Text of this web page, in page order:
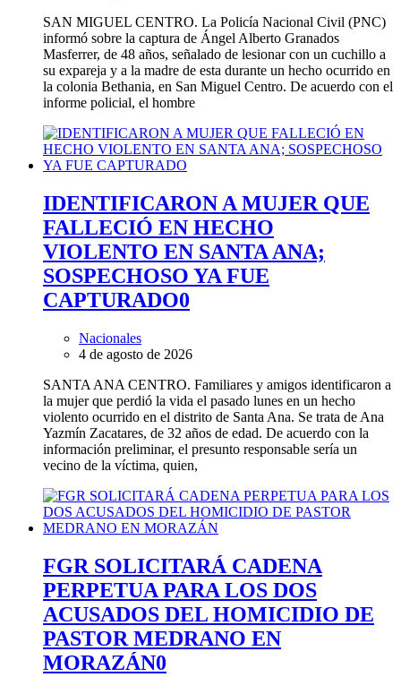
SAN MIGUEL CENTRO. La Policía Nacional Civil (PNC)
informó sobre la captura de Ángel Alberto Granados
Masferrer, de 48 años, señalado de lesionar con un cuchillo a
su expareja y a la madre de esta durante un hecho ocurrido en
la colonia Bethania, en San Miguel Centro. De acuerdo con el
informe policial, el hombre
IDENTIFICARON A MUJER QUE
FALLECIÓ EN HECHO
VIOLENTO EN SANTA ANA;
SOSPECHOSO YA FUE
CAPTURADO0
Nacionales
4 de agosto de 2026
SANTA ANA CENTRO. Familiares y amigos identificaron a
la mujer que perdió la vida el pasado lunes en un hecho
violento ocurrido en el distrito de Santa Ana. Se trata de Ana
Yazmín Zacatares, de 32 años de edad. De acuerdo con la
información preliminar, el presunto responsable sería un
vecino de la víctima, quien,
FGR SOLICITARÁ CADENA
PERPETUA PARA LOS DOS
ACUSADOS DEL HOMICIDIO DE
PASTOR MEDRANO EN
MORAZÁN0